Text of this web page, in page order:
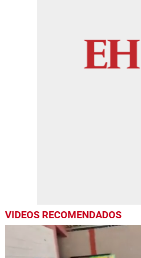
VIDEOS RECOMENDADOS